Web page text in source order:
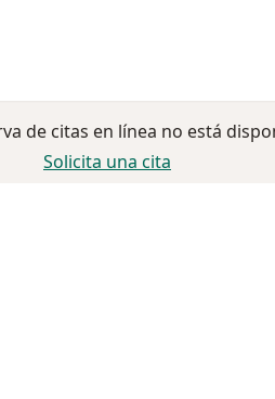
de citas en línea no está
Solicita una cita